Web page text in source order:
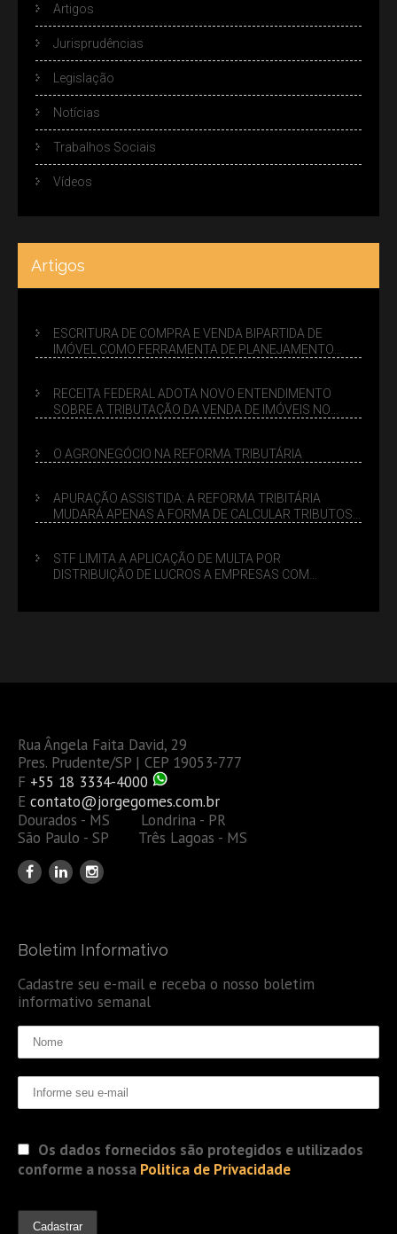
Artigos
Jurisprudências
Legislação
Notícias
Trabalhos Sociais
Vídeos
Artigos
ESCRITURA DE COMPRA E VENDA BIPARTIDA DE
IMÓVEL COMO FERRAMENTA DE PLANEJAMENTO
RECEITA FEDERAL ADOTA NOVO ENTENDIMENTO
SOBRE A TRIBUTAÇÃO DA VENDA DE IMÓVEIS NO
O AGRONEGÓCIO NA REFORMA TRIBUTÁRIA
APURAÇÃO ASSISTIDA: A REFORMA TRIBITÁRIA
MUDARÁ APENAS A FORMA DE CALCULAR TRIBUTOS
STF LIMITA A APLICAÇÃO DE MULTA POR
DISTRIBUIÇÃO DE LUCROS A EMPRESAS COM
Rua Ângela Faita David, 29
Pres. Prudente/SP | CEP 19053-777
F +55 18 3334-4000
E contato@jorgegomes.com.br
Dourados - MS Londrina - PR
São Paulo - SP Três Lagoas - MS
Boletim Informativo
Cadastre seu e-mail e receba o nosso boletim
informativo semanal
Os dados fornecidos são protegidos e utilizados
conforme a nossa Politica de Privacidade